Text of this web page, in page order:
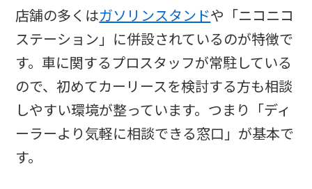
店舗の多くはガソリンスタンドや「ニコニコ
ステーション」に併設されているのが特徴で
す。車に関するプロスタッフが常駐している
ので、初めてカーリースを検討する方も相談
しやすい環境が整っています。つまり「ディ
ーラーより気軽に相談できる窓口」が基本で
す。